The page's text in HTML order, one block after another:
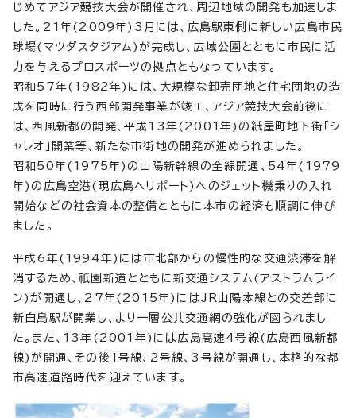
じめてアジア競技大会が開催され、周辺地域の開発も加速しま
した。21年(2009年)3月には、広島駅東側に新しい広島市民
球場(マツダスタジアム)が完成し、広域公園とともに市民に活
力を与えるプロスポーツの拠点ともなっています。
昭和57年(1982年)には、大規模な卸売団地と住宅団地の造
成を同時に行う西部開発事業が竣工、アジア競技大会前後に
は、西風新都の開発、平成13年(2001年)の紙屋町地下街「シ
ャレオ」開業等、新たな市街地の開発が進められました。
昭和50年(1975年)の山陽新幹線の全線開通、54年(1979
年)の広島空港(現広島ヘリポート)へのジェット機乗りの入れ
開始などの社会資本の整備とともに本市の経済も順調に伸び
ました。
平成6年(1994年)には市北部からの慢性的な交通渋滞を解
消するため、祇園新道とともに新交通システム(アストラムライ
ン)が開通し、27年(2015年)にはJR山陽本線との交差部に
新白島駅が開業し、より一層公共交通網の強化が図られまし
た。また、13年(2001年)には広島高速4号線(広島西風新都
線)が開通、その後1号線、2号線、3号線が開通し、本格的な都
市高速道路時代を迎えています。